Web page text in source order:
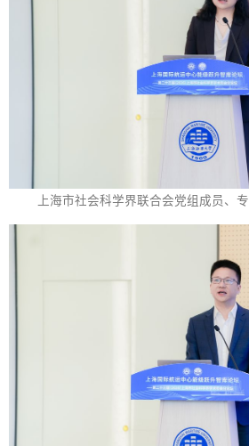
上海市社会科学界联合会党组成员、